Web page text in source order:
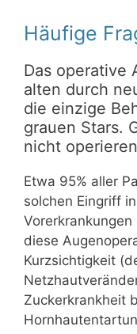
Häufige
Das operative
alten durch
die einzige
grauen Stars.
nicht
Etwa 95% aller
solchen Eingriff
diese
Kurzsichtigkeit
Zuckerkrankheit